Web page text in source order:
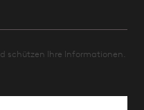
schützen Ihre Informationen.